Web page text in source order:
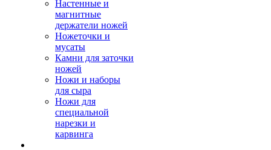
Настенные и
магнитные
держатели ножей
Ножеточки и
мусаты
Камни для заточки
ножей
Ножи и наборы
для сыра
Ножи для
специальной
нарезки и
карвинга